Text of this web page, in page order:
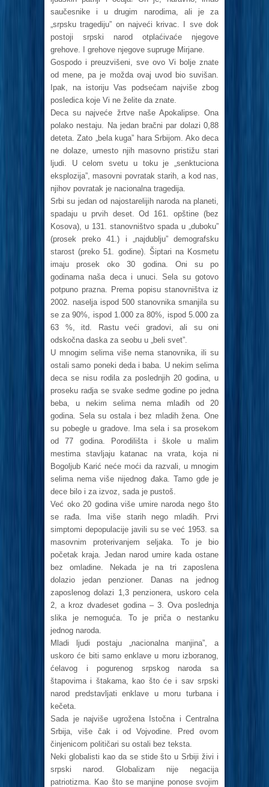
saučesnike i u drugim narodima, ali je za
„srpsku tragediju” on najveći krivac. I sve dok
postoji srpski narod otplaćivaće njegove
grehove. I grehove njegove supruge Mirjane.
Gospodo i preuzvišeni, sve ovo Vi bolje znate
od mene, pa je možda ovaj uvod bio suvišan.
Ipak, na istoriju Vas podsećam najviše zbog
posledica koje Vi ne želite da znate.
Deca su najveće žrtve naše Apokalipse. Ona
polako nestaju. Na jedan bračni par dolazi 0,88
deteta. Zato „bela kuga” hara Srbijom. Ako deca
ne dolaze, umesto njih masovno pristižu stari
ljudi. U celom svetu u toku je „senktuciona
eksplozija”, masovni povratak starih, a kod nas,
njihov povratak je nacionalna tragedija.
Srbi su jedan od najostarelijih naroda na planeti,
spadaju u prvih deset. Od 161. opštine (bez
Kosova), u 131. stanovništvo spada u „duboku”
(prosek preko 41.) i „najdublju” demografsku
starost (preko 51. godine). Šiptari na Kosmetu
imaju prosek oko 30 godina. Oni su po
godinama naša deca i unuci. Sela su gotovo
potpuno prazna. Prema popisu stanovništva iz
2002. naselja ispod 500 stanovnika smanjila su
se za 90%, ispod 1.000 za 80%, ispod 5.000 za
63 %, itd. Rastu veći gradovi, ali su oni
odskočna daska za seobu u „beli svet”.
U mnogim selima više nema stanovnika, ili su
ostali samo poneki deda i baba. U nekim selima
deca se nisu rodila za poslednjih 20 godina, u
proseku radja se svake sedme godine po jedna
beba, u nekim selima nema mlađih od 20
godina. Sela su ostala i bez mladih žena. One
su pobegle u gradove. Ima sela i sa prosekom
od 77 godina. Porodilišta i škole u malim
mestima stavljaju katanac na vrata, koja ni
Bogoljub Karić neće moći da razvali, u mnogim
selima nema više nijednog đaka. Tamo gde je
dece bilo i za izvoz, sada je pustoš.
Već oko 20 godina više umire naroda nego što
se rađa. Ima više starih nego mladih. Prvi
simptomi depopulacije javili su se već 1953. sa
masovnim proterivanjem seljaka. To je bio
početak kraja. Jedan narod umire kada ostane
bez omladine. Nekada je na tri zaposlena
dolazio jedan penzioner. Danas na jednog
zaposlenog dolazi 1,3 penzionera, uskoro cela
2, a kroz dvadeset godina – 3. Ova poslednja
slika je nemoguća. To je priča o nestanku
jednog naroda.
Mladi ljudi postaju „nacionalna manjina”, a
uskoro će biti samo enklave u moru izboranog,
ćelavog i pogurenog srpskog naroda sa
štapovima i štakama, kao što će i sav srpski
narod predstavljati enklave u moru turbana i
kečeta.
Sada je najviše ugrožena Istočna i Centralna
Srbija, više čak i od Vojvodine. Pred ovom
činjenicom političari su ostali bez teksta.
Neki globalisti kao da se stide što u Srbiji živi i
srpski narod. Globalizam nije negacija
patriotizma. Kao što se manjine ponose svojim